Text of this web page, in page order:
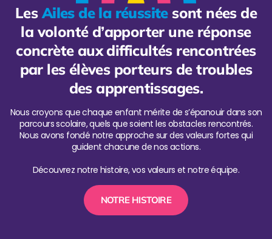
LesAiles de la réussitesont nées de
la volonté d’apporter une réponse
concrète aux difficultés rencontrées
par les élèves porteurs de troubles
des apprentissages.
Nous croyons que chaque enfant mérite de s’épanouir dans son
parcours scolaire, quels que soient les obstacles rencontrés.
Nous avons fondé notre approche sur des valeurs fortes qui
guident chacune de nos actions.
Découvrez notre histoire, vos valeurs et notre équipe.
NOTRE HISTOIRE